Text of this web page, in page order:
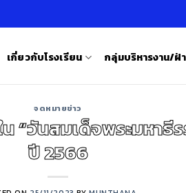
เกี่ยวกับโรงเรียน กลุ่มบริหารงาน/ฝ่
จดหมายข่าว
“วันสมเด็จพระมหาธีร
ปี 2566